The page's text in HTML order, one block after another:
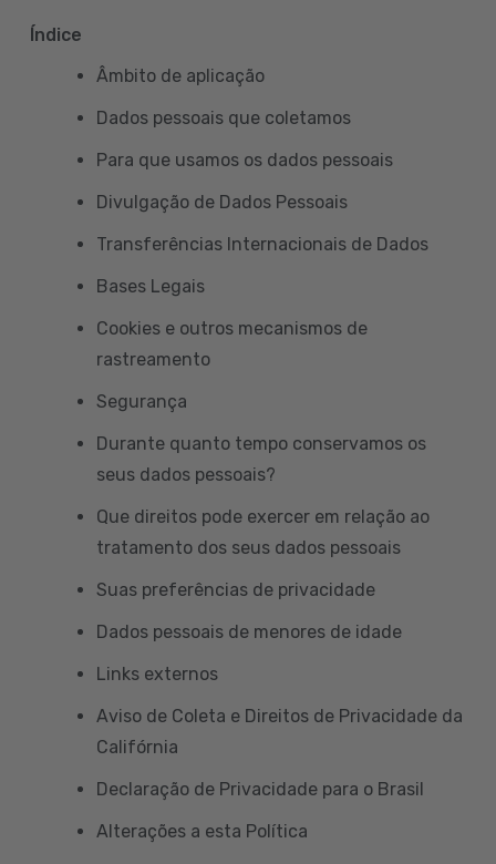
Índice
Âmbito de aplicação
Dados pessoais que coletamos
Para que usamos os dados pessoais
Divulgação de Dados Pessoais
Transferências Internacionais de Dados
Bases Legais
Cookies e outros mecanismos de
rastreamento
Segurança
Durante quanto tempo conservamos os
seus dados pessoais?
Que direitos pode exercer em relação ao
tratamento dos seus dados pessoais
Suas preferências de privacidade
Dados pessoais de menores de idade
Links externos
Aviso de Coleta e Direitos de Privacidade da
Califórnia
Declaração de Privacidade para o Brasil
Alterações a esta Política